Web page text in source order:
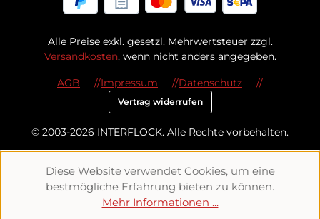
Alle Preise exkl. gesetzl. Mehrwertsteuer zzgl.
Versandkosten, wenn nicht anders angegeben.
© 2003-2026 INTERFLOCK. Alle Rechte vorbehalten.
AGB Impressum Datenschutz
Vertrag widerrufen
Diese Website verwendet Cookies, um eine
bestmögliche Erfahrung bieten zu können.
Mehr Informationen ...